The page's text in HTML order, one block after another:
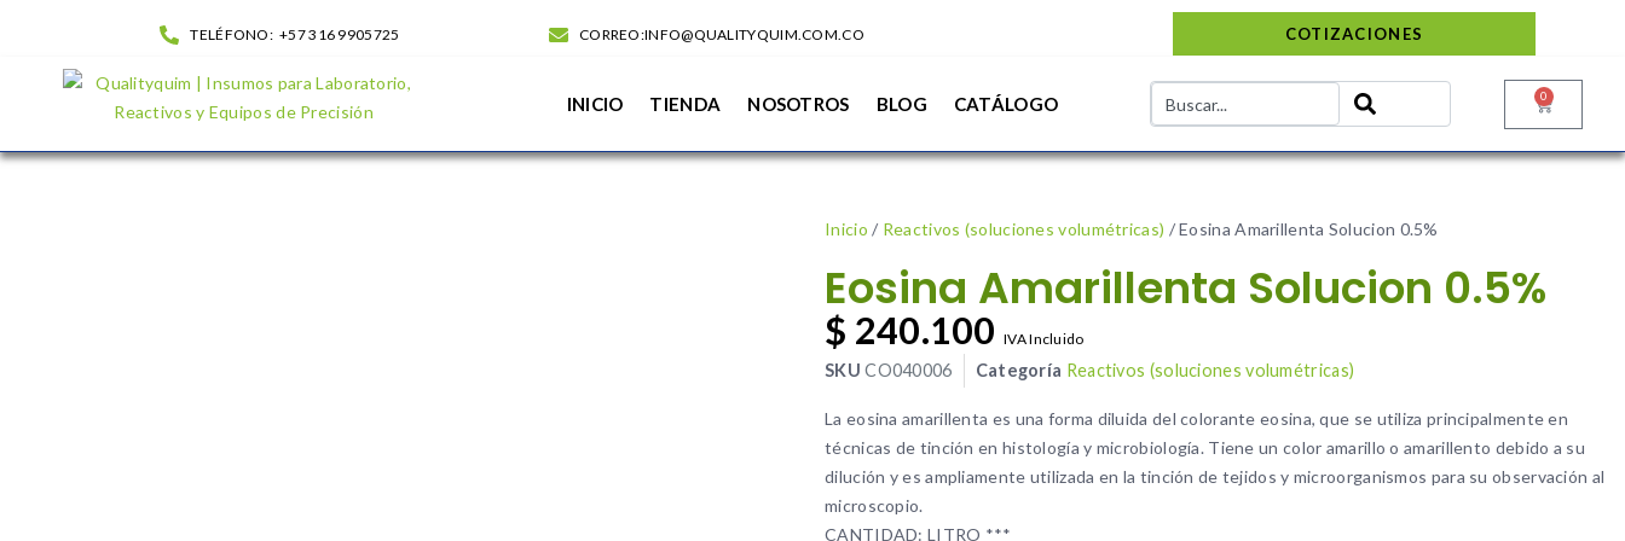
TELÉFONO: +57 316 9905725 CORREO:INFO@QUALITYQUIM.COM.CO COTIZACIONES
INICIO TIENDA NOSOTROS BLOG CATÁLOGO 0
Inicio / Reactivos (soluciones volumétricas) / Eosina Amarillenta Solucion 0.5%
Eosina Amarillenta Solucion 0.5%
$ 240.100 IVA Incluido
SKUCO040006 Categoría Reactivos (soluciones volumétricas)
La eosina amarillenta es una forma diluida del colorante eosina, que se utiliza principalmente en
técnicas de tinción en histología y microbiología. Tiene un color amarillo o amarillento debido a su
dilución y es ampliamente utilizada en la tinción de tejidos y microorganismos para su observación al
microscopio.
CANTIDAD: LITRO ***